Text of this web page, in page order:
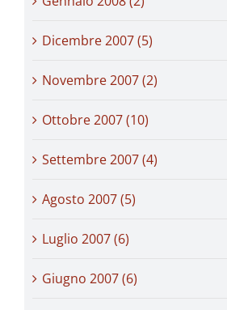
Dicembre 2007 (5)
Novembre 2007 (2)
Ottobre 2007 (10)
Settembre 2007 (4)
Agosto 2007 (5)
Luglio 2007 (6)
Giugno 2007 (6)